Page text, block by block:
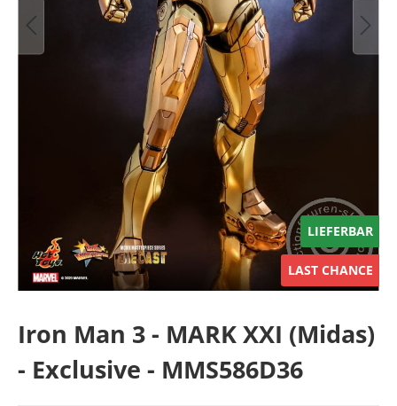
LIEFERBAR
LAST CHANCE
Iron Man 3 - MARK XXI (Midas)
- Exclusive - MMS586D36